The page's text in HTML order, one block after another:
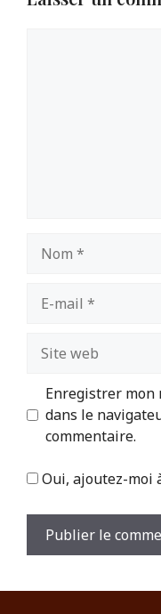
mail
web
Enregistrer mon
dans le
commentaire.
Oui, ajoutez-moi